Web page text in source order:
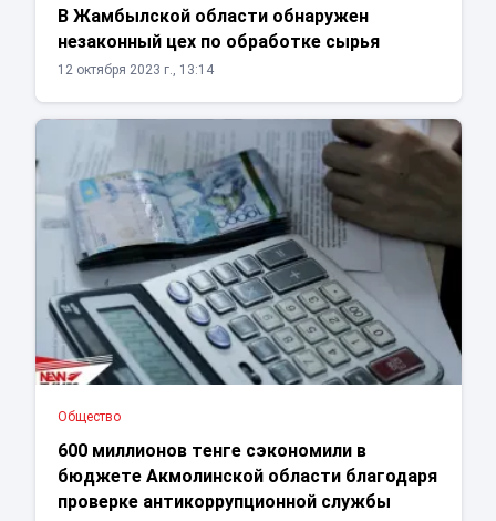
В Жамбылской области обнаружен
незаконный цех по обработке сырья
12 октября 2023 г., 13:14
Общество
600 миллионов тенге сэкономили в
бюджете Акмолинской области благодаря
проверке антикоррупционной службы